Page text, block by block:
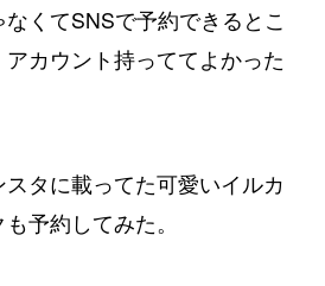
くてSNSで予約できるとこ
カウント持っててよかった
タに載ってた可愛いイルカ
予約してみた。